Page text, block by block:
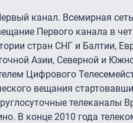
канал. Всемирная
Первого канала в
стран СНГ и Балтии,
Азии, Северной и
Цифрового
вещания
телеканалы
В конце 2010 года